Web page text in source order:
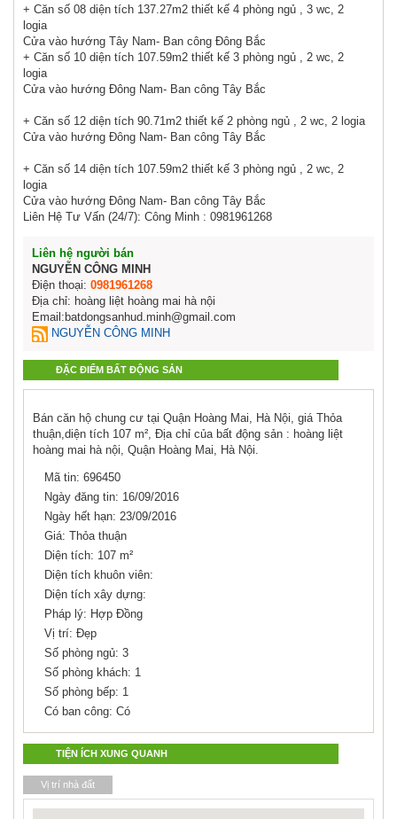
+ Căn số 08 diện tích 137.27m2 thiết kế 4 phòng ngủ , 3 wc, 2
logia
Cửa vào hướng Tây Nam- Ban công Đông Bắc
+ Căn số 10 diện tích 107.59m2 thiết kế 3 phòng ngủ , 2 wc, 2
logia
Cửa vào hướng Đông Nam- Ban công Tây Bắc
+ Căn số 12 diện tích 90.71m2 thiết kế 2 phòng ngủ , 2 wc, 2 logia
Cửa vào hướng Đông Nam- Ban công Tây Bắc
+ Căn số 14 diện tích 107.59m2 thiết kế 3 phòng ngủ , 2 wc, 2
logia
Cửa vào hướng Đông Nam- Ban công Tây Bắc
Liên Hệ Tư Vấn (24/7): Công Minh : 0981961268
Liên hệ người bán
NGUYỄN CÔNG MINH
Điện thoại: 0981961268
Địa chỉ: hoàng liệt hoàng mai hà nội
Email:batdongsanhud.minh@gmail.com
NGUYỄN CÔNG MINH
ĐẶC ĐIỂM BẤT ĐỘNG SẢN
Bán căn hộ chung cư tại Quận Hoàng Mai, Hà Nội, giá Thỏa
thuận,diện tích 107 m², Địa chỉ của bất động sản : hoàng liệt
hoàng mai hà nội, Quận Hoàng Mai, Hà Nội.
Mã tin: 696450
Ngày đăng tin: 16/09/2016
Ngày hết hạn: 23/09/2016
Giá: Thỏa thuận
Diện tích: 107 m²
Diện tích khuôn viên:
Diện tích xây dựng:
Pháp lý: Hợp Đồng
Vị trí: Đẹp
Số phòng ngủ: 3
Số phòng khách: 1
Số phòng bếp: 1
Có ban công: Có
TIỆN ÍCH XUNG QUANH
Vị trí nhà đất